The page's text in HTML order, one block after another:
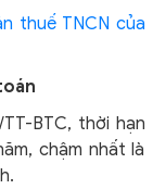
thuế TNCN của
BTC, thời hạn
chậm nhất là